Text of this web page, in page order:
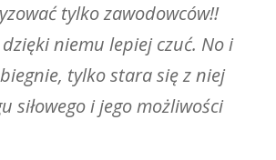
tylko zawodowców!!
niemu lepiej czuć. No i
tylko stara się z niej
siłowego i jego możliwości